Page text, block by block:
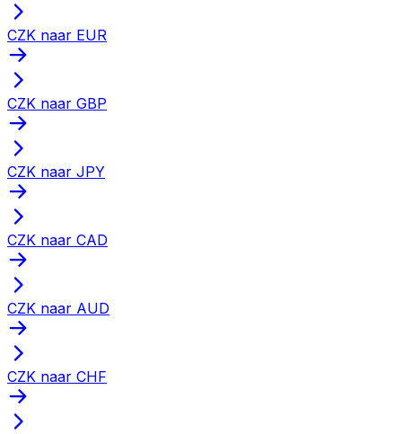
CZK naar EUR
CZK naar GBP
CZK naar JPY
CZK naar CAD
CZK naar AUD
CZK naar CHF